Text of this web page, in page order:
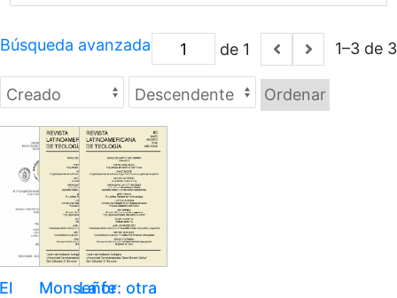
de 1 1–3 de 3
Búsqueda avanzada
Ordenar
El
MonseñorLa fe: otra